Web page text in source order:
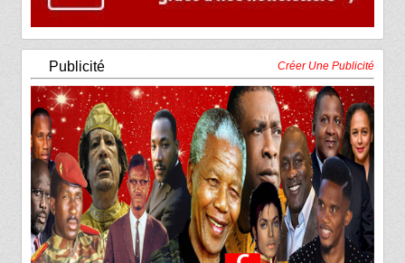
Publicité Créer Une Publicité